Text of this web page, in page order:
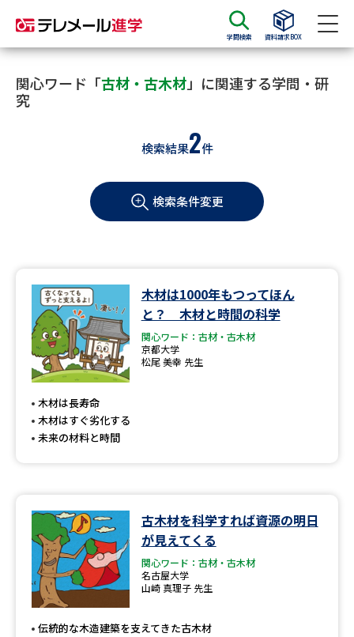
学問検索 資料請求BOX
資料請求 資料検索
大学・短大の資料種類から請求
学部・学科パンフ
総合型選抜・学校推薦型選抜 募
大学入学共通テスト利用選抜の
大学・短大以外の資料から請求
専門学校の資料請求 大学院の資料請求
留学・進学関連、塾・予備校
大学入学共通テスト「受験上の
高等学校（情報）教員資格認定
大学研究
関心ワード「古材・古木材」に関連する学問・研
究
検索結果2件
検索条件変更
木材は1000年もつってほん
と？ 木材と時間の科学
関心ワード：古材・古木材
京都大学
松尾 美幸 先生
木材は長寿命
木材はすぐ劣化する
未来の材料と時間
古木材を科学すれば資源の明日
が見えてくる
関心ワード：古材・古木材
名古屋大学
山崎 真理子 先生
伝統的な木造建築を支えてきた古木材